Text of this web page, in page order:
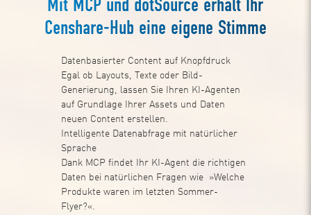
Mit MCP und dotSource erhält Ihr
Censhare-Hub eine eigene Stimme
Datenbasierter Content auf Knopfdruck
Egal ob Layouts, Texte oder Bild-
Generierung, lassen Sie Ihren KI-Agenten
auf Grundlage Ihrer Assets und Daten
neuen Content erstellen.
Intelligente Datenabfrage mit natürlicher
Sprache
Dank MCP findet Ihr KI-Agent die richtigen
Daten bei natürlichen Fragen wie »Welche
Produkte waren im letzten Sommer-
Flyer?«.